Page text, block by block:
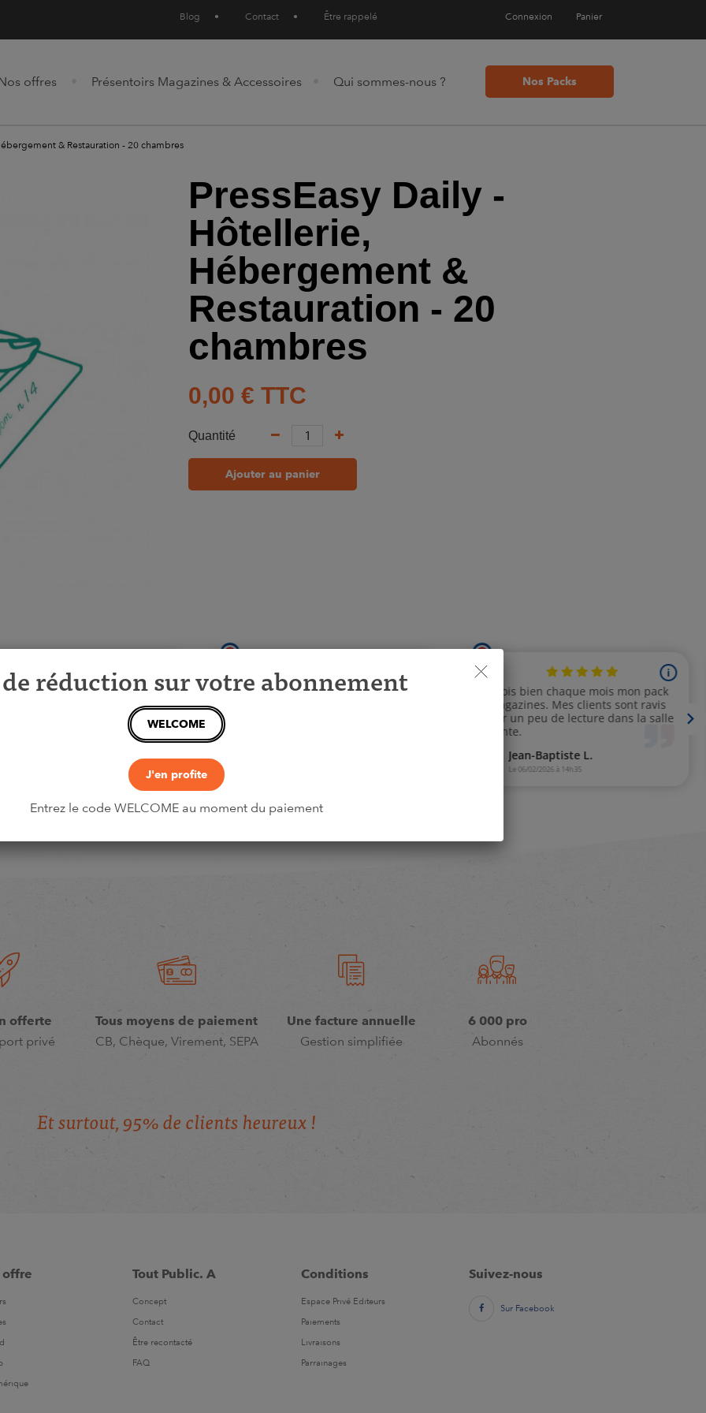
Blog • Contact • Être rappelé Panier
Connexion
offres Présentoirs Magazines & Accessoires Qui sommes-nous ? Nos Packs
& Restauration - 20 chambres
PressEasy Daily -
Hôtellerie,
Hébergement &
Restauration - 20
chambres
0,00 € TTC
Quantité
Ajouter au panier
offerte
privé
Tous moyens de paiement
CB, Chèque, Virement, SEPA
Une facture annuelle
Gestion simplifiée
6 000 pro
Abonnés
Et surtout, 95% de clients heureux !
Tout Public. A
Concept
Contact
Être recontacté
FAQ
Conditions
Espace Privé Editeurs
Paiements
Livraisons
Parrainages
Suivez-nous
Sur Facebook
réduction sur votre abonnement
WELCOME
J'en profite
Entrez le code WELCOME au moment du paiement